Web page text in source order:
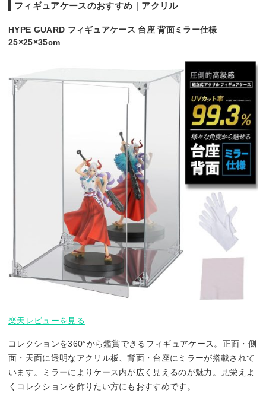
フィギュアケースのおすすめ｜アクリル
HYPE GUARD フィギュアケース 台座 背面ミラー仕様
25×25×35cm
楽天レビューを見る
コレクションを360°から鑑賞できるフィギュアケース。正面・側
面・天面に透明なアクリル板、背面・台座にミラーが搭載されて
います。ミラーによりケース内が広く見えるのが魅力。見栄えよ
くコレクションを飾りたい方にもおすすめです。